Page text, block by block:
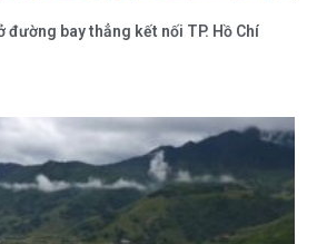
bay thẳng kết nối TP. Hồ Chí